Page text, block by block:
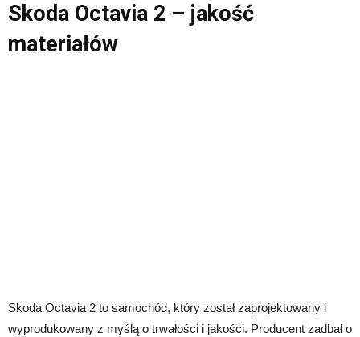
Skoda Octavia 2 – jakość
materiałów
Skoda Octavia 2 to samochód, który został zaprojektowany i
wyprodukowany z myślą o trwałości i jakości. Producent zadbał o